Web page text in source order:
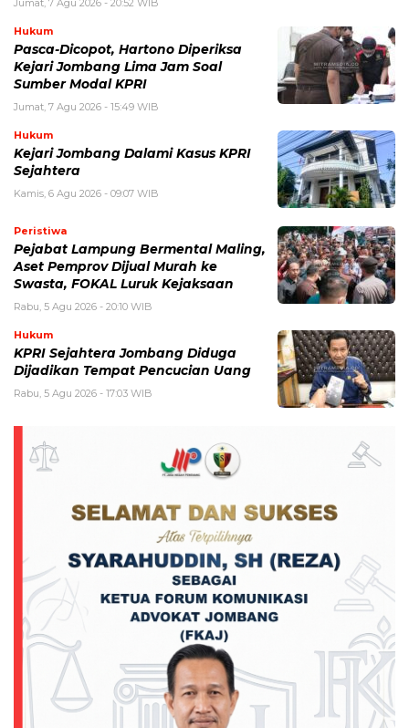
Jumat, 7 Agu 2026 - 20:52 WIB
Hukum
Pasca-Dicopot, Hartono Diperiksa
Kejari Jombang Lima Jam Soal
Sumber Modal KPRI
Jumat, 7 Agu 2026 - 15:49 WIB
Hukum
Kejari Jombang Dalami Kasus KPRI
Sejahtera
Kamis, 6 Agu 2026 - 09:07 WIB
Peristiwa
Pejabat Lampung Bermental Maling,
Aset Pemprov Dijual Murah ke
Swasta, FOKAL Luruk Kejaksaan
Rabu, 5 Agu 2026 - 20:10 WIB
Hukum
KPRI Sejahtera Jombang Diduga
Dijadikan Tempat Pencucian Uang
Rabu, 5 Agu 2026 - 17:03 WIB